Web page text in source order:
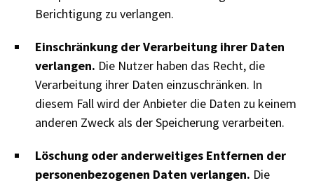
Berichtigung zu verlangen.
Einschränkung der Verarbeitung ihrer Daten
verlangen. Die Nutzer haben das Recht, die
Verarbeitung ihrer Daten einzuschränken. In
diesem Fall wird der Anbieter die Daten zu keinem
anderen Zweck als der Speicherung verarbeiten.
Löschung oder anderweitiges Entfernen der
personenbezogenen Daten verlangen. Die